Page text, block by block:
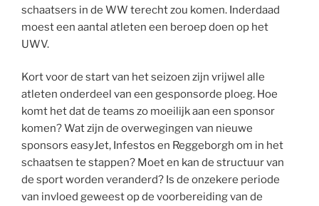
schaatsers in de WW terecht zou komen. Inderdaad
moest een aantal atleten een beroep doen op het
UWV.
Kort voor de start van het seizoen zijn vrijwel alle
atleten onderdeel van een gesponsorde ploeg. Hoe
komt het dat de teams zo moeilijk aan een sponsor
komen? Wat zijn de overwegingen van nieuwe
sponsors easyJet, Infestos en Reggeborgh om in het
schaatsen te stappen? Moet en kan de structuur van
de sport worden veranderd? Is de onzekere periode
van invloed geweest op de voorbereiding van de